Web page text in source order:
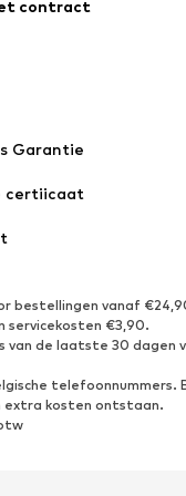
Rokken
Enkellaarsjes
Laarzen
Ballerina's
contract
Garantie
certificaat
bestellingen vanaf
servicekosten €3,90.
de laatste 30 dagen
telefoonnummers.
extra kosten ontstaan.